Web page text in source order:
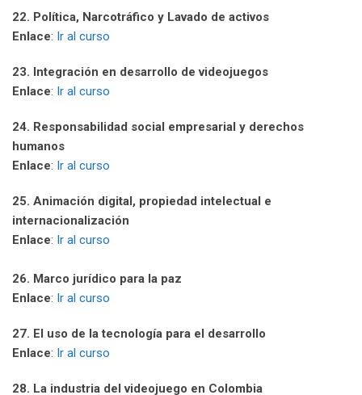
22. Política, Narcotráfico y Lavado de activos
Enlace: Ir al curso
23. Integración en desarrollo de videojuegos
Enlace: Ir al curso
24. Responsabilidad social empresarial y derechos
humanos
Enlace: Ir al curso
25. Animación digital, propiedad intelectual e
internacionalización
Enlace: Ir al curso
26. Marco jurídico para la paz
Enlace: Ir al curso
27. El uso de la tecnología para el desarrollo
Enlace: Ir al curso
28. La industria del videojuego en Colombia